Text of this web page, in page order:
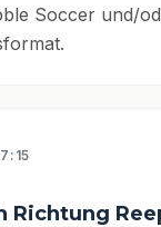
Soccer und/
Richtung